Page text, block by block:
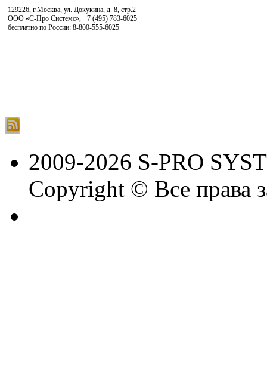
129226, г.Москва, ул. Докукина, д. 8, стр.2
ООО «С-Про Системс», +7 (495) 783-6025
бесплатно по России: 8-800-555-6025
2009-2026 S-PRO
Copyright © Все права